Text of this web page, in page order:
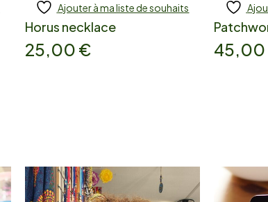
Add to cart
Ajouter à ma liste de souhaits
Horus necklace
25,00 € 45,00